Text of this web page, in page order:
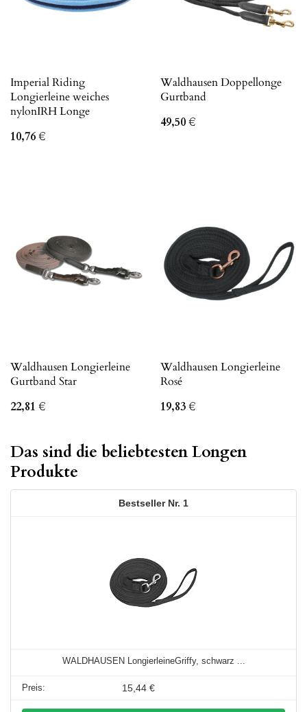
Imperial Riding
Longierleine weiches
nylonIRH Longe
10,76€
Waldhausen Doppellonge
Gurtband
49,50€
Waldhausen Longierleine
Gurtband Star
22,81 €
Waldhausen Longierleine
Rosé
19,83€
Das sind die beliebtesten Longen
Produkte
1
WALDHAUSEN LongierleineGriffy, schwarz ...
15,44 €